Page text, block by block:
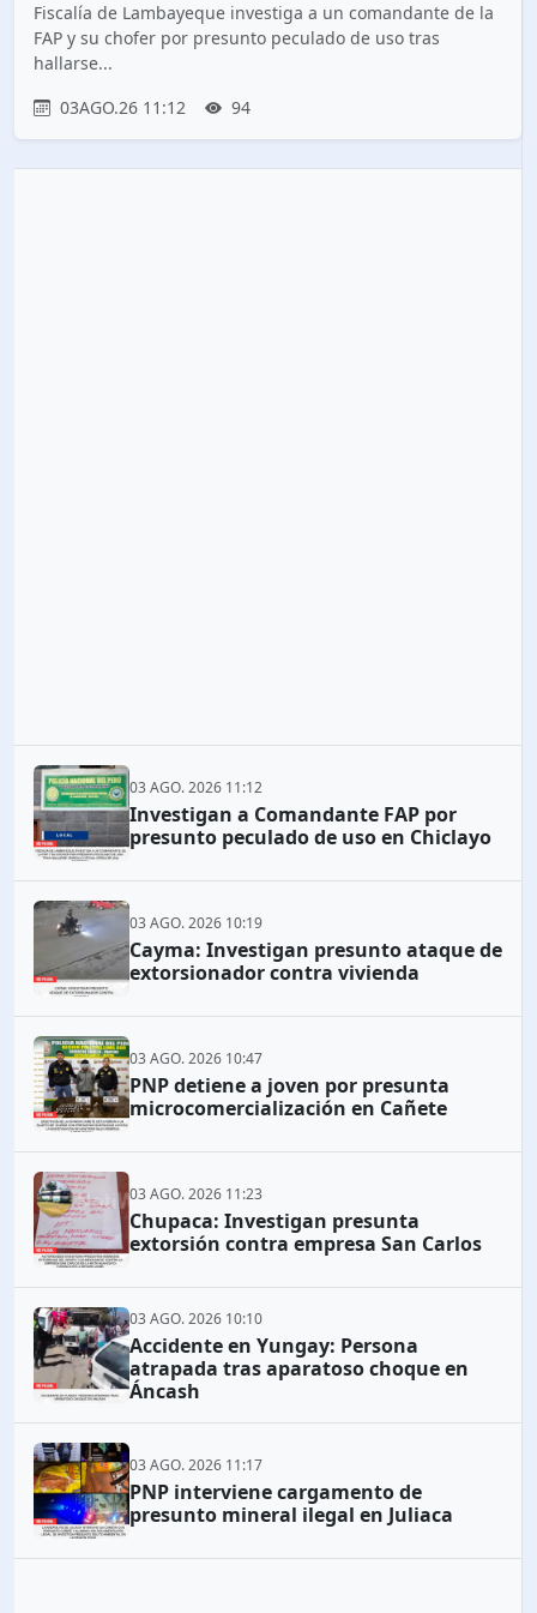
Fiscalía de Lambayeque investiga a un comandante de la
FAP y su chofer por presunto peculado de uso tras
hallarse...
03AGO.26 11:12
94
03 AGO. 2026 11:12
Investigan a Comandante FAP por
presunto peculado de uso en Chiclayo
03 AGO. 2026 10:19
Cayma: Investigan presunto ataque de
extorsionador contra vivienda
03 AGO. 2026 10:47
PNP detiene a joven por presunta
microcomercialización en Cañete
03 AGO. 2026 11:23
Chupaca: Investigan presunta
extorsión contra empresa San Carlos
03 AGO. 2026 10:10
Accidente en Yungay: Persona
atrapada tras aparatoso choque en
Áncash
03 AGO. 2026 11:17
PNP interviene cargamento de
presunto mineral ilegal en Juliaca